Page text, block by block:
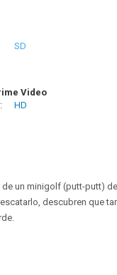
SD
Video
HD
un minigolf (putt-putt)
descubren que